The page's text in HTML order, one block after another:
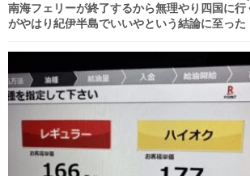
南海フェリーが終了するから無理やり四国に
がやはり紀伊半島でいいやという結論に至った